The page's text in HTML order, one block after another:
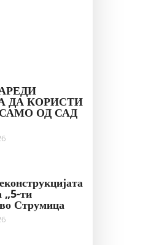
ДА КОРИСТИ
ОД САД
„5-ти
Струмица